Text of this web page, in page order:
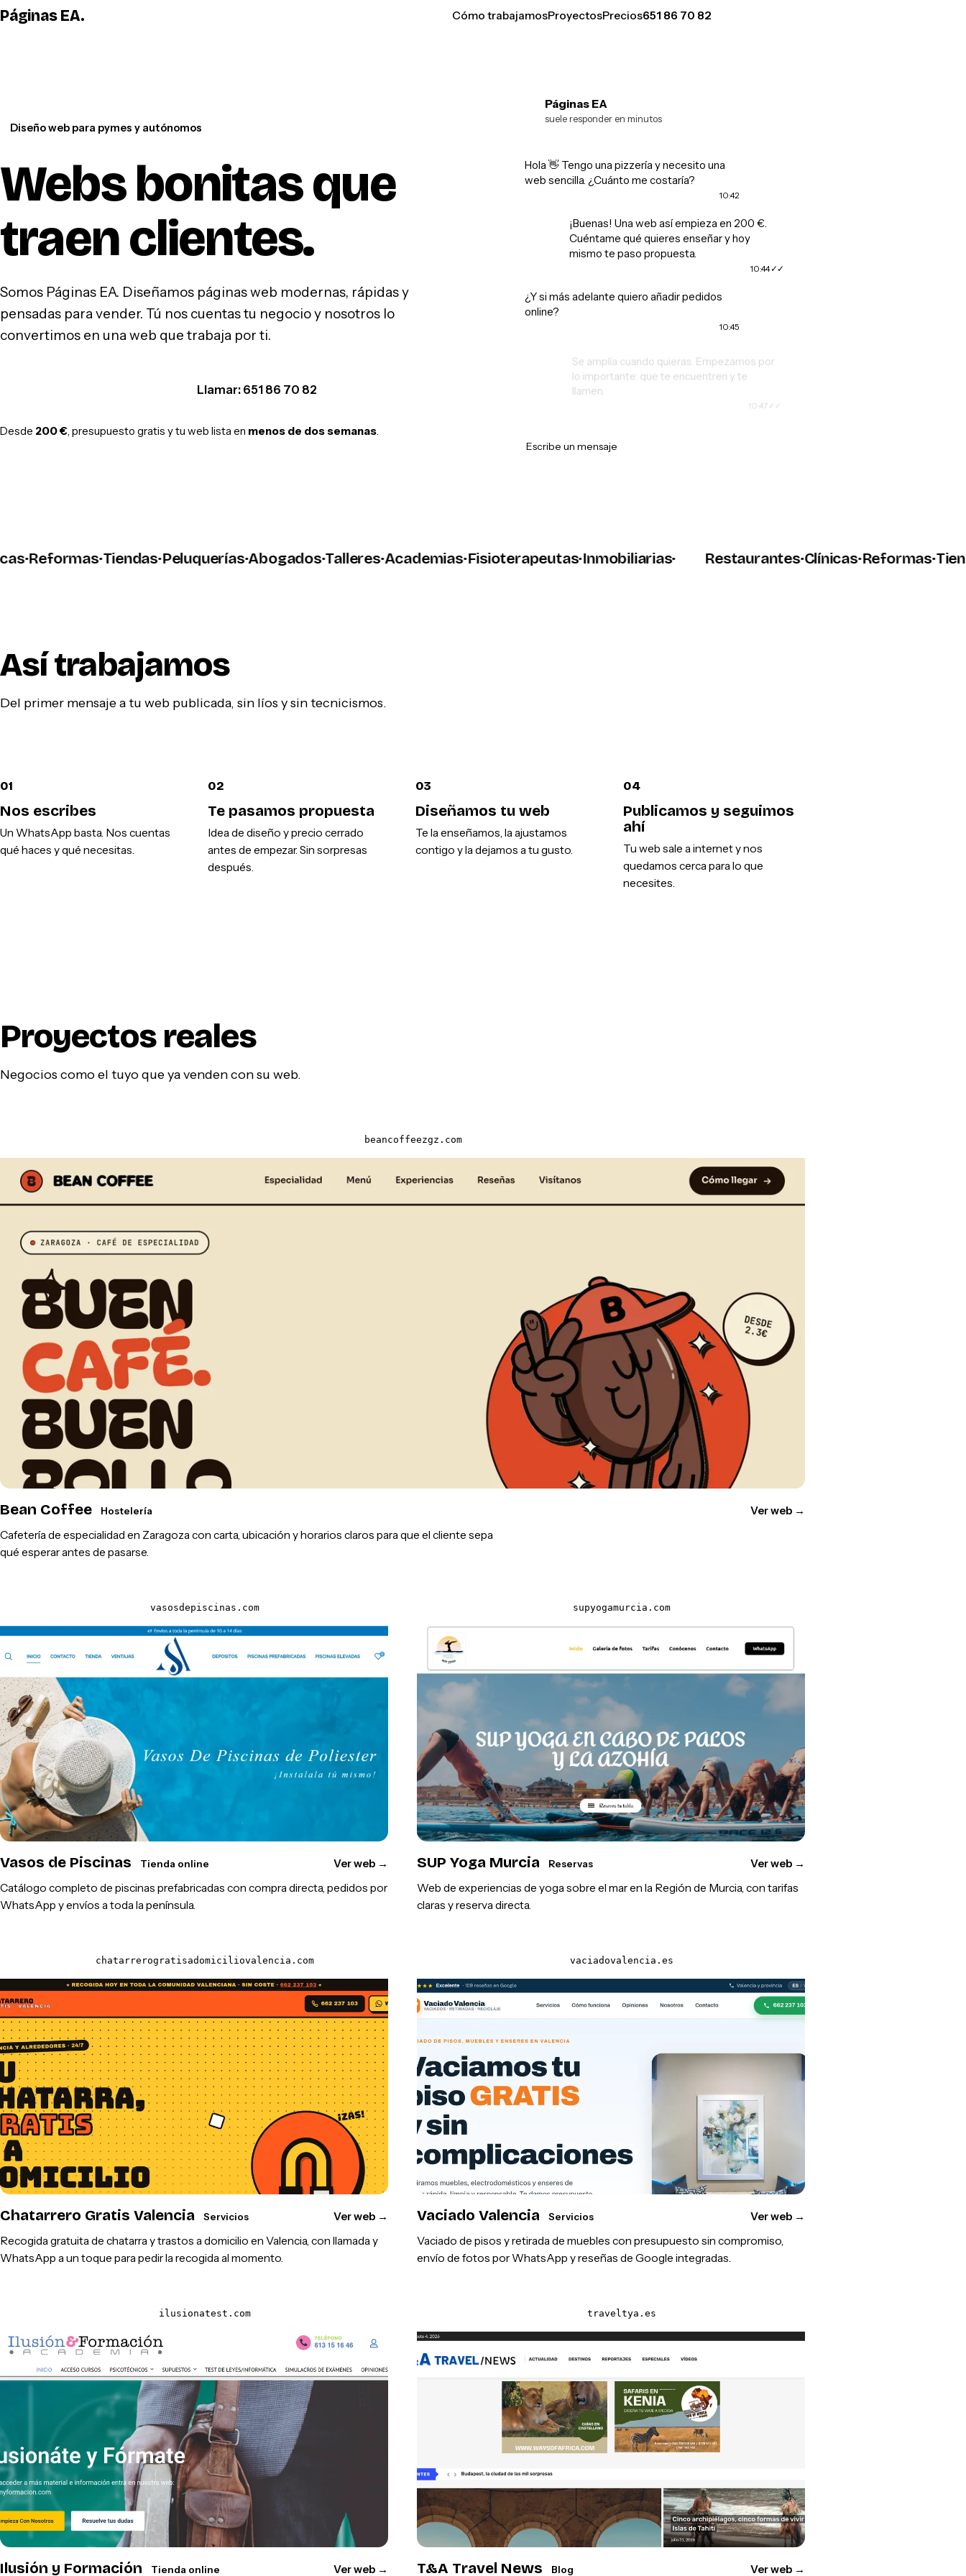
Páginas EA. Cómo trabajamosProyectosPrecios651 86 70 82
Diseño web para pymes y autónomos
Webs bonitas que
traen clientes.
Somos Páginas EA. Diseñamos páginas web modernas, rápidas y
pensadas para vender. Tú nos cuentas tu negocio y nosotros lo
convertimos en una web que trabaja por ti.
Llamar: 651 86 70 82
Desde 200 €, presupuesto gratis y tu web lista en menos de dos semanas.
Páginas EA
suele responder en minutos
Hola 👋 Tengo una pizzería y necesito una
web sencilla. ¿Cuánto me costaría?
10:42
¡Buenas! Una web así empieza en 200 €.
Cuéntame qué quieres enseñar y hoy
mismo te paso propuesta.
10:44
¿Y si más adelante quiero añadir pedidos
online?
10:45
Se amplía cuando quieras. Empezamos por
lo importante: que te encuentren y te
llamen.
Escribe un mensaje
·Tiendas·Peluquerías·Abogados·Talleres·Academias·Fisioterapeutas·Inmobiliarias· Restaurantes·Clínicas·Reformas·Tiendas·
Así trabajamos
Del primer mensaje a tu web publicada, sin líos y sin tecnicismos.
01
Nos escribes
Un WhatsApp basta. Nos cuentas
qué haces y qué necesitas.
02
Te pasamos propuesta
Idea de diseño y precio cerrado
antes de empezar. Sin sorpresas
después.
03
Diseñamos tu web
Te la enseñamos, la ajustamos
contigo y la dejamos a tu gusto.
04
Publicamos y seguimos
ahí
Tu web sale a internet y nos
quedamos cerca para lo que
necesites.
Proyectos reales
Negocios como el tuyo que ya venden con su web.
beancoffeezgz.com
Bean Coffee Hostelería Ver web →
Cafetería de especialidad en Zaragoza con carta, ubicación y horarios claros para que el cliente sepa
qué esperar antes de pasarse.
vasosdepiscinas.com
Vasos de Piscinas Tienda online Ver web →
Catálogo completo de piscinas prefabricadas con compra directa, pedidos por
WhatsApp y envíos a toda la península.
supyogamurcia.com
SUP Yoga Murcia Reservas Ver web →
Web de experiencias de yoga sobre el mar en la Región de Murcia, con tarifas
claras y reserva directa.
chatarrerogratisadomiciliovalencia.com
Chatarrero Gratis Valencia Servicios Ver web →
Recogida gratuita de chatarra y trastos a domicilio en Valencia, con llamada y
WhatsApp a un toque para pedir la recogida al momento.
vaciadovalencia.es
Vaciado Valencia Servicios Ver web →
Vaciado de pisos y retirada de muebles con presupuesto sin compromiso,
envío de fotos por WhatsApp y reseñas de Google integradas.
ilusionatest.com
Ilusión y Formación Tienda online Ver web →
traveltya.es
T&A Travel News Blog Ver web →